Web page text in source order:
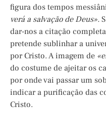
figura dos tempos
verá a salvação de Deus».
dar-nos a citação
pretende sublinhar a
por Cristo. A imagem de
do costume de ajeitar os
por onde vai passar um
indicar a purificação das
Cristo.